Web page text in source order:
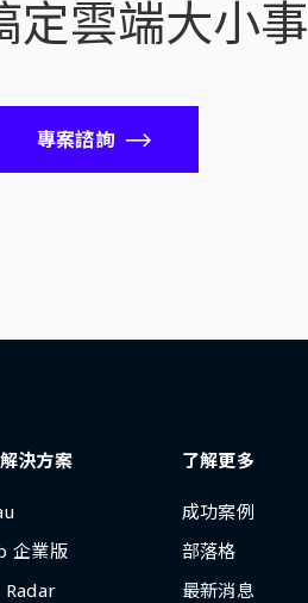
定雲端大小事
專案諮詢
決方案
企業版
了解更多
成功案例
部落格
最新消息